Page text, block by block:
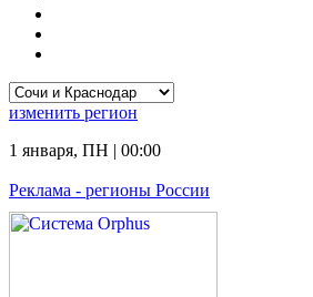
изменить регион
1 января, ПН | 00:00
Реклама - регионы России